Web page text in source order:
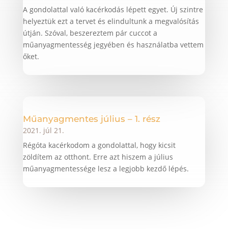
A gondolattal való kacérkodás lépett egyet. Új szintre
helyeztük ezt a tervet és elindultunk a megvalósítás
útján. Szóval, beszereztem pár cuccot a
műanyagmentesség jegyében és használatba vettem
őket.
Műanyagmentes július – 1. rész
2021. júl 21.
Régóta kacérkodom a gondolattal, hogy kicsit
zöldítem az otthont. Erre azt hiszem a július
műanyagmentessége lesz a legjobb kezdő lépés.